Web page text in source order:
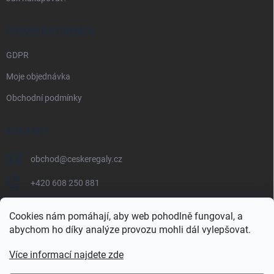
Cookies nám pomáhají, aby web pohodlně fungoval, a
abychom ho díky analýze provozu mohli dál vylepšovat.
Více informací najdete zde
PRÁVNÍ INFORMACE
GDPR
Moje objednávka
Obchodní podmínky
KONTAKT
obchod@ceskeregaly.cz
+420 608 250 881